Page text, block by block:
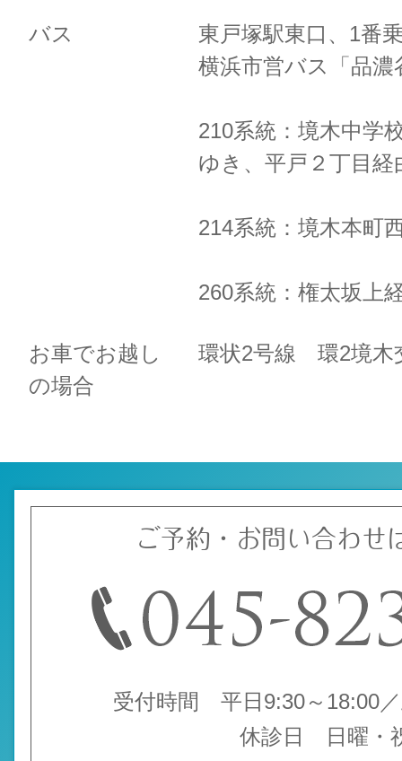
バス
東戸塚駅東口、1番
横浜市営バス「品
210系統：境木中学
ゆき、 平戸２丁目経
214系統：境木本町
260系統：権太坂上
お車でお越し
の場合
環状2号線 環2境木
ご予約・お問い合わせ
受付時間 平日9:30～18:00
休診日 日曜・